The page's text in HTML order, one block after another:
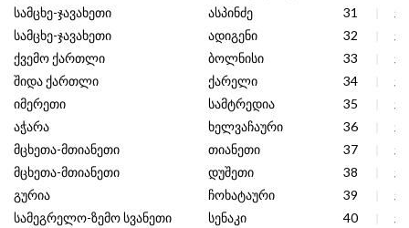
სამცხე-ჯავახეთი
ასპინძე 31
სამცხე-ჯავახეთი
ადიგენი 32
ქვემო ქართლი
ბოლნისი 33
შიდა ქართლი
ქარელი 34
იმერეთი
სამტრედია 35
აჭარა
ხელვაჩაური 36
მცხეთა-მთიანეთი
თიანეთი 37
მცხეთა-მთიანეთი
დუშეთი 38
გურია
ჩოხატაური 39
სამეგრელო-ზემო სვანეთი
სენაკი 40